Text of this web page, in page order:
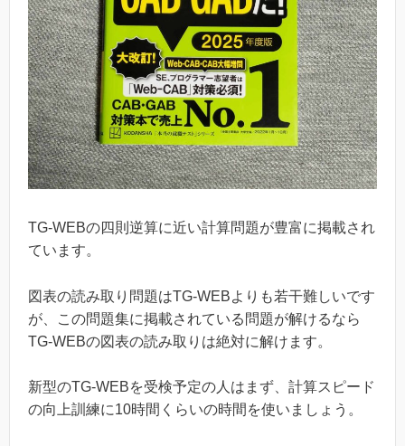
TG-WEBの四則逆算に近い計算問題が豊富に掲載され
ています。
図表の読み取り問題はTG-WEBよりも若干難しいです
が、この問題集に掲載されている問題が解けるなら
TG-WEBの図表の読み取りは絶対に解けます。
新型のTG-WEBを受検予定の人はまず、計算スピード
の向上訓練に10時間くらいの時間を使いましょう。